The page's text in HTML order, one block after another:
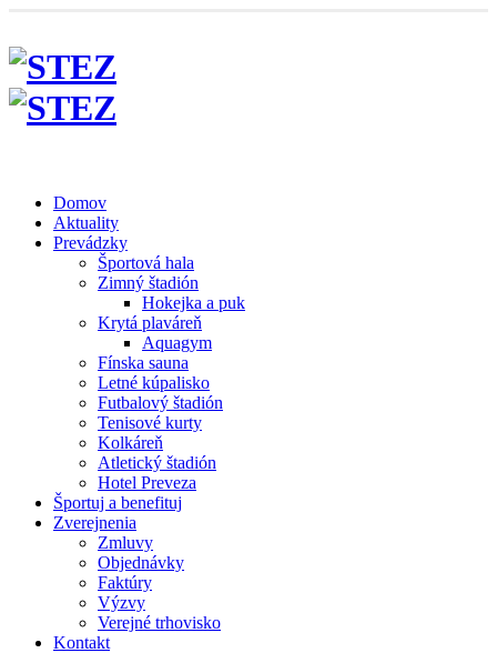
Domov
Aktuality
Prevádzky
Športová hala
Zimný štadión
Hokejka a puk
Krytá plaváreň
Aquagym
Fínska sauna
Letné kúpalisko
Futbalový štadión
Tenisové kurty
Kolkáreň
Atletický štadión
Hotel Preveza
Športuj a benefituj
Zverejnenia
Zmluvy
Objednávky
Faktúry
Výzvy
Verejné trhovisko
Kontakt